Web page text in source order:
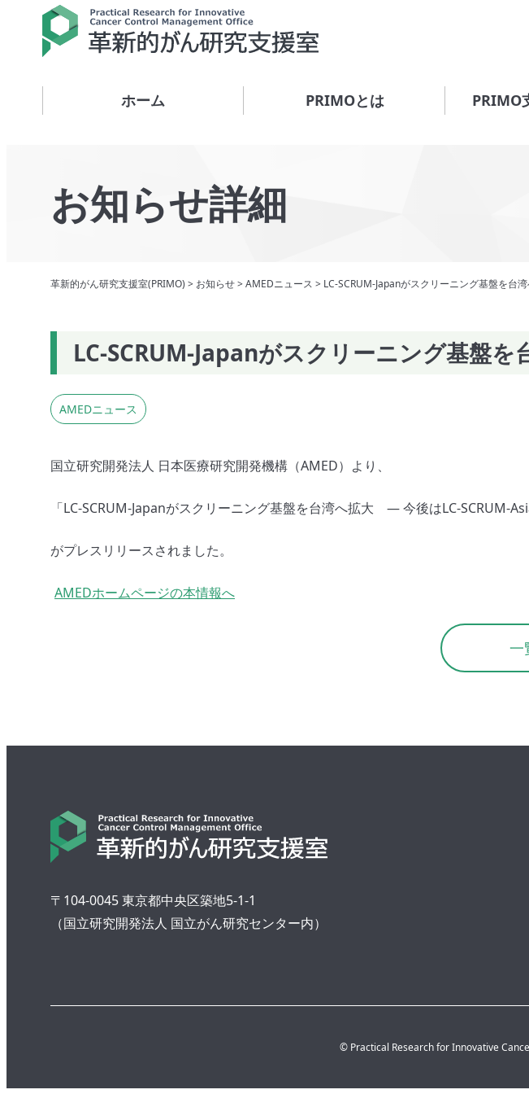
ホーム PRIMOとは PRIMO
お知らせ詳細
革新的がん研究支援室(PRIMO) > お知らせ>AMEDニュース > LC-SCRUM-Japanがスクリーニング基盤を台
LC-SCRUM-Japanがスクリーニング基盤を
AMEDニュース
国立研究開発法人 日本医療研究開発機構（AMED）より、
「LC-SCRUM-Japanがスクリーニング基盤を台湾へ拡大 ― 今後はLC-SCRUM-
がプレスリリースされました。
AMEDホームページの本情報へ
一
〒104-0045 東京都中央区築地5-1-1
（国立研究開発法人 国立がん研究センター内）
© Practical Research for Innovative